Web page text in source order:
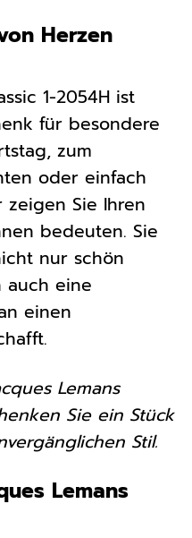
Herzen
1-2054H ist
für besondere
zum
oder einfach
Sie Ihren
bedeuten. Sie
nur schön
auch eine
einen
Lemans
Sie ein Stück
Stil.
Lemans